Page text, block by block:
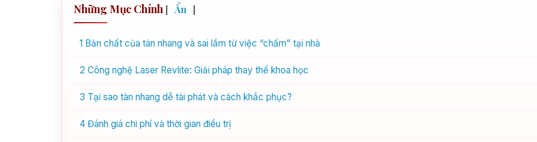
Những Mục Chính [ Ẩn ]
1 Bản chất của tàn nhang và sai lầm từ việc “chấm” tại nhà
2 Công nghệ Laser Revlite: Giải pháp thay thế khoa học
3 Tại sao tàn nhang dễ tái phát và cách khắc phục?
4 Đánh giá chi phí và thời gian điều trị